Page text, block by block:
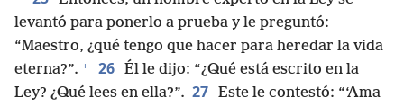
levantó para ponerlo a prueba y le preguntó:
“Maestro, ¿qué tengo que hacer para heredar la vida
eterna?”. + 26 Él le dijo: “¿Qué está escrito en la
Ley? ¿Qué lees en ella?”. 27 Este le contestó: “‘Ama